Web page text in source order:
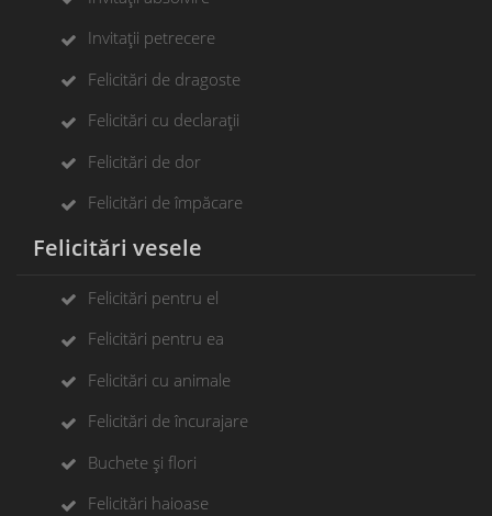
Invitații petrecere
Felicitări de dragoste
Felicitări cu declarații
Felicitări de dor
Felicitări de împăcare
Felicitări vesele
Felicitări pentru el
Felicitări pentru ea
Felicitări cu animale
Felicitări de încurajare
Buchete și flori
Felicitări haioase